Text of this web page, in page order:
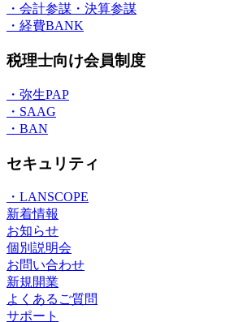
・会計参謀・決算参謀
・経費BANK
税理士向け会員制度
・弥生PAP
・SAAG
・BAN
セキュリティ
・LANSCOPE
新着情報
お知らせ
個別説明会
お問い合わせ
新規開業
よくあるご質問
サポート